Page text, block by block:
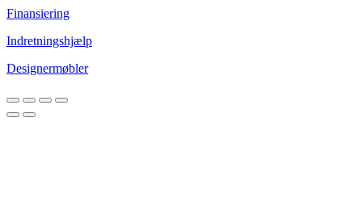
Finansiering
Indretningshjælp
Designermøbler